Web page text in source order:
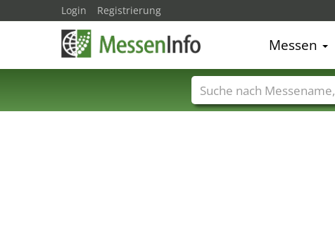
Login Registrierung
Messen
Messenamen Länder